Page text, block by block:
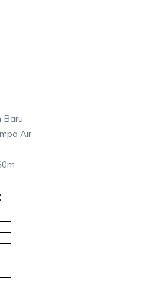
Baru
Air